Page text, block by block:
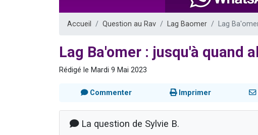
Accueil Question au Rav Lag Baomer Lag
Lag Ba'omer : jusqu'à quand
Rédigé le Mardi 9 Mai 2023
Commenter Imprimer
La question de Sylvie B.